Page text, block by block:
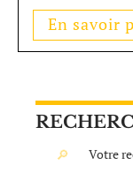
En savoir